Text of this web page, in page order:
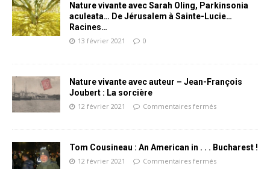
Nature vivante avec Sarah Oling, Parkinsonia
aculeata… De Jérusalem à Sainte-Lucie…
Racines…
13 février 2021 0
Nature vivante avec auteur – Jean-François
Joubert : La sorcière
12 février 2021 Commentaires fermés
Tom Cousineau : An American in . . . Bucharest !
12 février 2021 Commentaires fermés